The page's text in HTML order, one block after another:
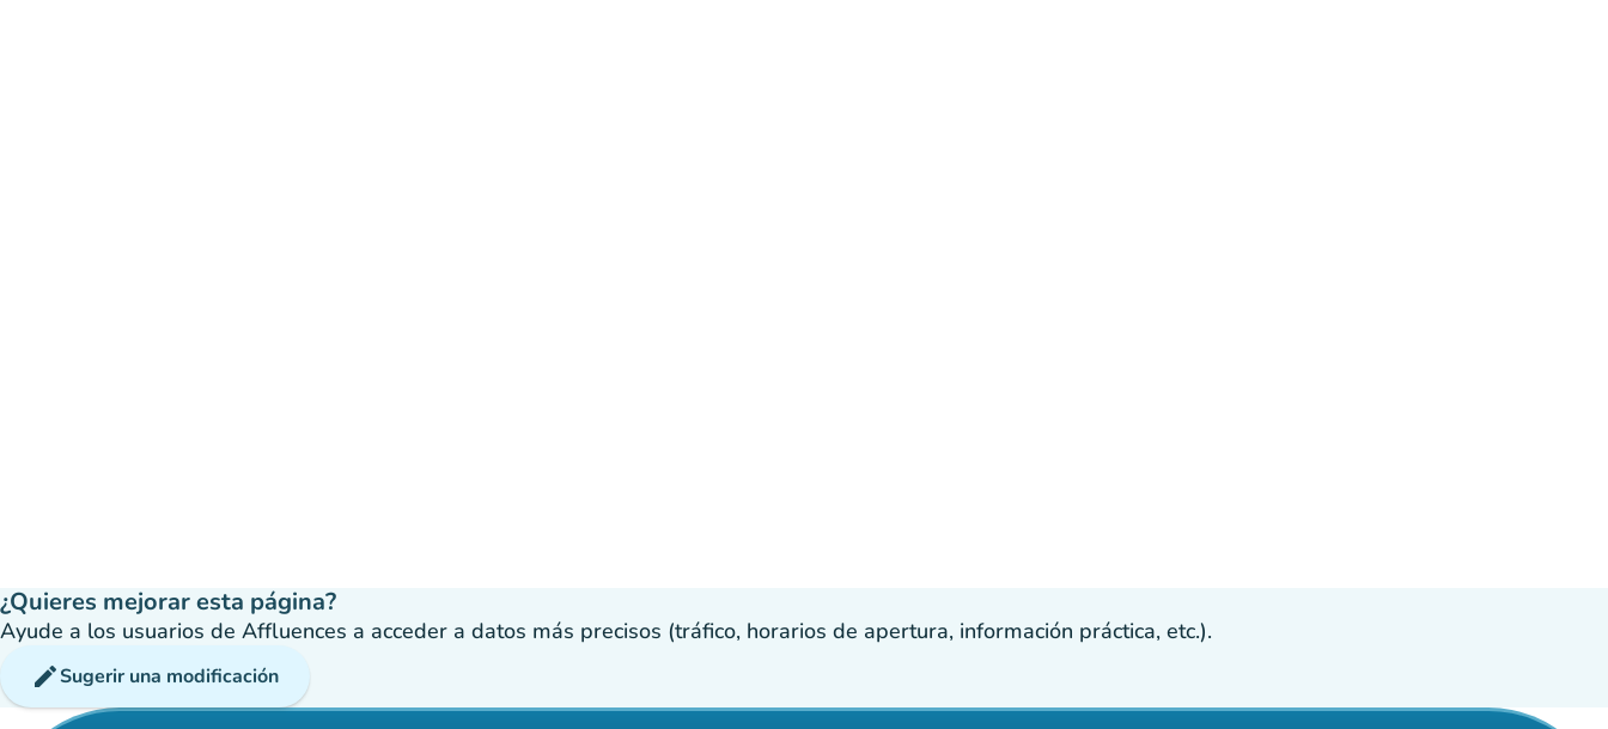
¿Quieres mejorar esta página?
Ayude a los usuarios de Affluences a acceder a datos más precisos (tráfico, horarios de apertura, información práctica, etc.).
editSugerir una modificación